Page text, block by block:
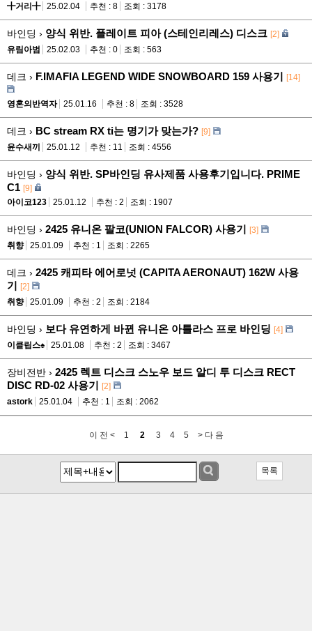
╋거리╋
25.02.04 추천 : 8 조회 : 3178
바인딩 › 양식 위반. 플레이트 피아 (스테인리레스) 디스크 [2]
유림아범
25.02.03 추천 : 0 조회 : 563
데크 › F.IMAFIA LEGEND WIDE SNOWBOARD 159 사용기 [14]
영혼의반역자 25.01.16 추천 : 8 조회 : 3528
데크 › BC stream RX ti는 명기가 맞는가? [9]
윤수새끼
25.01.12 추천 : 11 조회 : 4556
바인딩 › 양식 위반. SP바인딩 유사제품 사용후기입니다. PRIME
C1 [9]
아이코123
25.01.12 추천 : 2 조회 : 1907
바인딩 › 2425 유니온 팔코(UNION FALCOR) 사용기 [3]
취향
25.01.09 추천 : 1 조회 : 2265
데크 › 2425 캐피타 에어로넛 (CAPITA AERONAUT) 162W 사용
기 [2]
취향
25.01.09 추천 : 2 조회 : 2184
바인딩 › 보다 유연하게 바뀐 유니온 아틀라스 프로 바인딩 [4]
이클립스♠
25.01.08 추천 : 2 조회 : 3467
장비전반 › 2425 렉트 디스크 스노우 보드 알디 투 디스크 RECT
DISC RD-02 사용기 [2]
astork
25.01.04 추천 : 1 조회 : 2062
이 전 < 1 2 3 4 5 > 다 음
목록